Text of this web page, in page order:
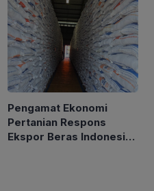
Pengamat Ekonomi
Pertanian Respons
Ekspor Beras Indonesia